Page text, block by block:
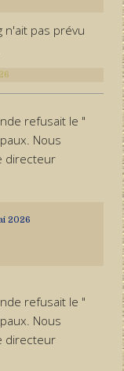
n'ait pas prévu
refusait le "
Nous
directeur
2026
refusait le "
Nous
directeur